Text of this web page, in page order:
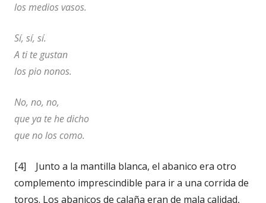
los medios vasos.
Sí, sí, sí.
A ti te gustan
los pio nonos.
No, no, no,
que ya te he dicho
que no los como.
[4] Junto a la mantilla blanca, el abanico era otro
complemento imprescindible para ir a una corrida de
toros. Los abanicos de calaña eran de mala calidad,